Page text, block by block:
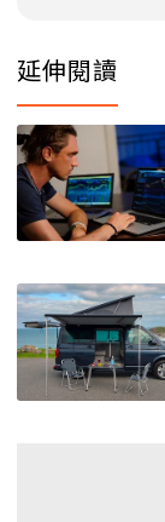
延伸閱讀